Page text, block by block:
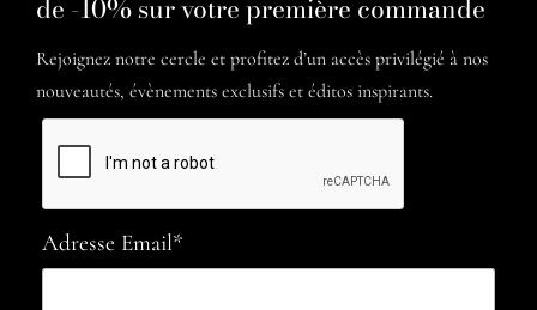
de -10% sur votre première commande
Rejoignez notre cercle et profitez d’un accès privilégié à nos
nouveautés, évènements exclusifs et éditos inspirants.
Adresse Email*